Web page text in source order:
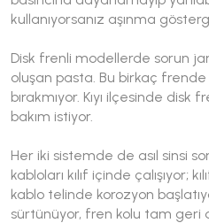
kullanıyorsanız aşınma
Disk frenli modellerde sorun
oluşan pasta. Bu birkaç
bırakmıyor. Kıyı ilçesinde
bakım istiyor.
Her iki sistemde de asıl sinsi
kabloları kılıf içinde çalışıyor;
kablo telinde korozyon
sürtünüyor, fren kolu tam geri